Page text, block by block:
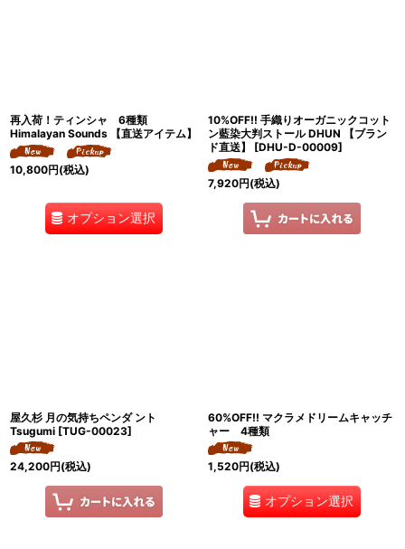
再入荷！ティンシャ 6種類
Himalayan Sounds 【直送アイテム】
10,800円(税込)
オプション選択
10%OFF!! 手織りオーガニックコット
ン藍染大判ストール DHUN 【ブラン
ド直送】
[DHU-D-00009]
7,920円(税込)
屋久杉 月の気持ちペンダ ント
Tsugumi [TUG-00023]
24,200円(税込)
60%OFF!! マクラメドリームキャッチ
ャー 4種類
1,520円(税込)
オプション選択